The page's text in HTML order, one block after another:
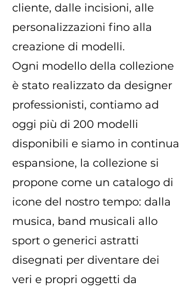
cliente, dalle incisioni, alle
personalizzazioni fino alla
creazione di modelli.
Ogni modello della collezione
è stato realizzato da designer
professionisti, contiamo ad
oggi più di 200 modelli
disponibili e siamo in continua
espansione, la collezione si
propone come un catalogo di
icone del nostro tempo: dalla
musica, band musicali allo
sport o generici astratti
disegnati per diventare dei
veri e propri oggetti da